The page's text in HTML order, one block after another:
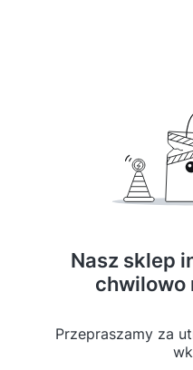
Nasz sklep
chwilowo
Przepraszamy za